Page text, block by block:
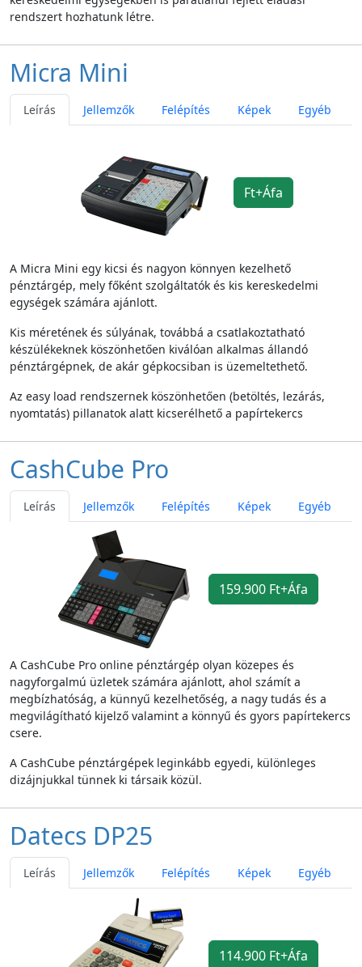
rendszert hozhatunk létre.
Micra Mini
Leírás Jellemzők Felépítés Képek Egyéb
Ft+Áfa
A Micra Mini egy kicsi és nagyon könnyen kezelhető
pénztárgép, mely főként szolgáltatók és kis kereskedelmi
egységek számára ajánlott.
Kis méretének és súlyának, továbbá a csatlakoztatható
készülékeknek köszönhetően kiválóan alkalmas állandó
pénztárgépnek, de akár gépkocsiban is üzemeltethető.
Az easy load rendszernek köszönhetően (betöltés, lezárás,
nyomtatás) pillanatok alatt kicserélhető a papírtekercs
CashCube Pro
Leírás Jellemzők Felépítés Képek Egyéb
159.900 Ft+Áfa
A CashCube Pro online pénztárgép olyan közepes és
nagyforgalmú üzletek számára ajánlott, ahol számít a
megbízhatóság, a künnyű kezelhetőség, a nagy tudás és a
megvilágítható kijelző valamint a könnyű és gyors papírtekercs
csere.
A CashCube pénztárgépek leginkább egyedi, különleges
dizájnjukkal tünnek ki társaik közül.
Datecs DP25
Leírás Jellemzők Felépítés Képek Egyéb
114.900 Ft+Áfa